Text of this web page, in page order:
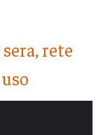
rete